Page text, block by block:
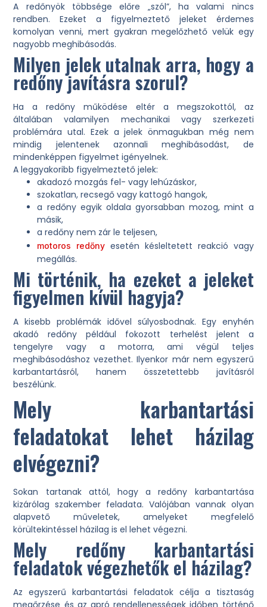
A redőnyök többsége előre „szól”, ha valami nincs
rendben. Ezeket a figyelmeztető jeleket érdemes
komolyan venni, mert gyakran megelőzhető velük egy
nagyobb meghibásodás.
Milyen jelek utalnak arra, hogy a
redőny javításra szorul?
Ha a redőny működése eltér a megszokottól, az
általában valamilyen mechanikai vagy szerkezeti
problémára utal. Ezek a jelek önmagukban még nem
mindig jelentenek azonnali meghibásodást, de
mindenképpen figyelmet igényelnek.
A leggyakoribb figyelmeztető jelek:
akadozó mozgás fel- vagy lehúzáskor,
szokatlan, recsegő vagy kattogó hangok,
a redőny egyik oldala gyorsabban mozog, mint a
másik,
a redőny nem zár le teljesen,
motoros redőny esetén késleltetett reakció vagy
megállás.
Mi történik, ha ezeket a jeleket
figyelmen kívül hagyja?
A kisebb problémák idővel súlyosbodnak. Egy enyhén
akadó redőny például fokozott terhelést jelent a
tengelyre vagy a motorra, ami végül teljes
meghibásodáshoz vezethet. Ilyenkor már nem egyszerű
karbantartásról, hanem összetettebb javításról
beszélünk.
Mely karbantartási
feladatokat lehet házilag
elvégezni?
Sokan tartanak attól, hogy a redőny karbantartása
kizárólag szakember feladata. Valójában vannak olyan
alapvető műveletek, amelyeket megfelelő
körültekintéssel házilag is el lehet végezni.
Mely redőny karbantartási
feladatok végezhetők el házilag?
Az egyszerű karbantartási feladatok célja a tisztaság